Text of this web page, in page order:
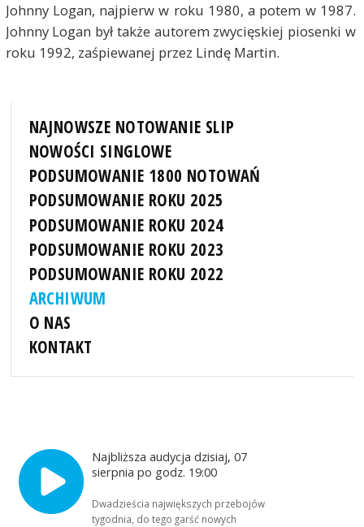
Johnny Logan, najpierw w roku 1980, a potem w 1987.
Johnny Logan był także autorem zwycięskiej piosenki w
roku 1992, zaśpiewanej przez Lindę Martin.
NAJNOWSZE NOTOWANIE SLIP
NOWOŚCI SINGLOWE
PODSUMOWANIE 1800 NOTOWAŃ
PODSUMOWANIE ROKU 2025
PODSUMOWANIE ROKU 2024
PODSUMOWANIE ROKU 2023
PODSUMOWANIE ROKU 2022
ARCHIWUM
O NAS
KONTAKT
Najbliższa audycja dzisiaj, 07
sierpnia po godz. 19:00
Dwadzieścia największych przebojów
tygodnia, do tego garść nowych